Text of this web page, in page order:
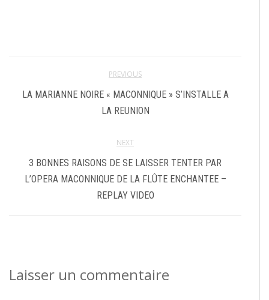
PREVIOUS
LA MARIANNE NOIRE « MACONNIQUE » S’INSTALLE A
LA REUNION
NEXT
3 BONNES RAISONS DE SE LAISSER TENTER PAR
L’OPERA MACONNIQUE DE LA FLÛTE ENCHANTEE –
REPLAY VIDEO
Laisser un commentaire